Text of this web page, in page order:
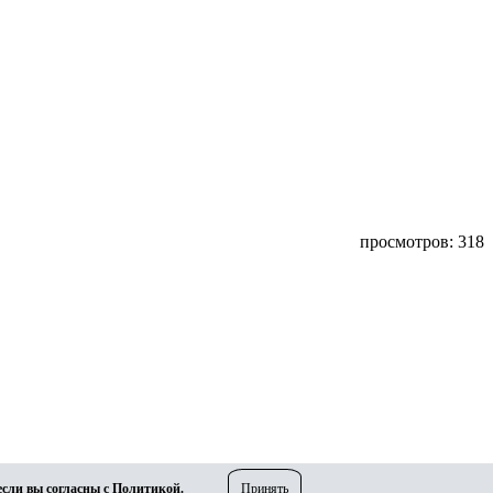
просмотров: 318
вы согласны с Политикой. Принять